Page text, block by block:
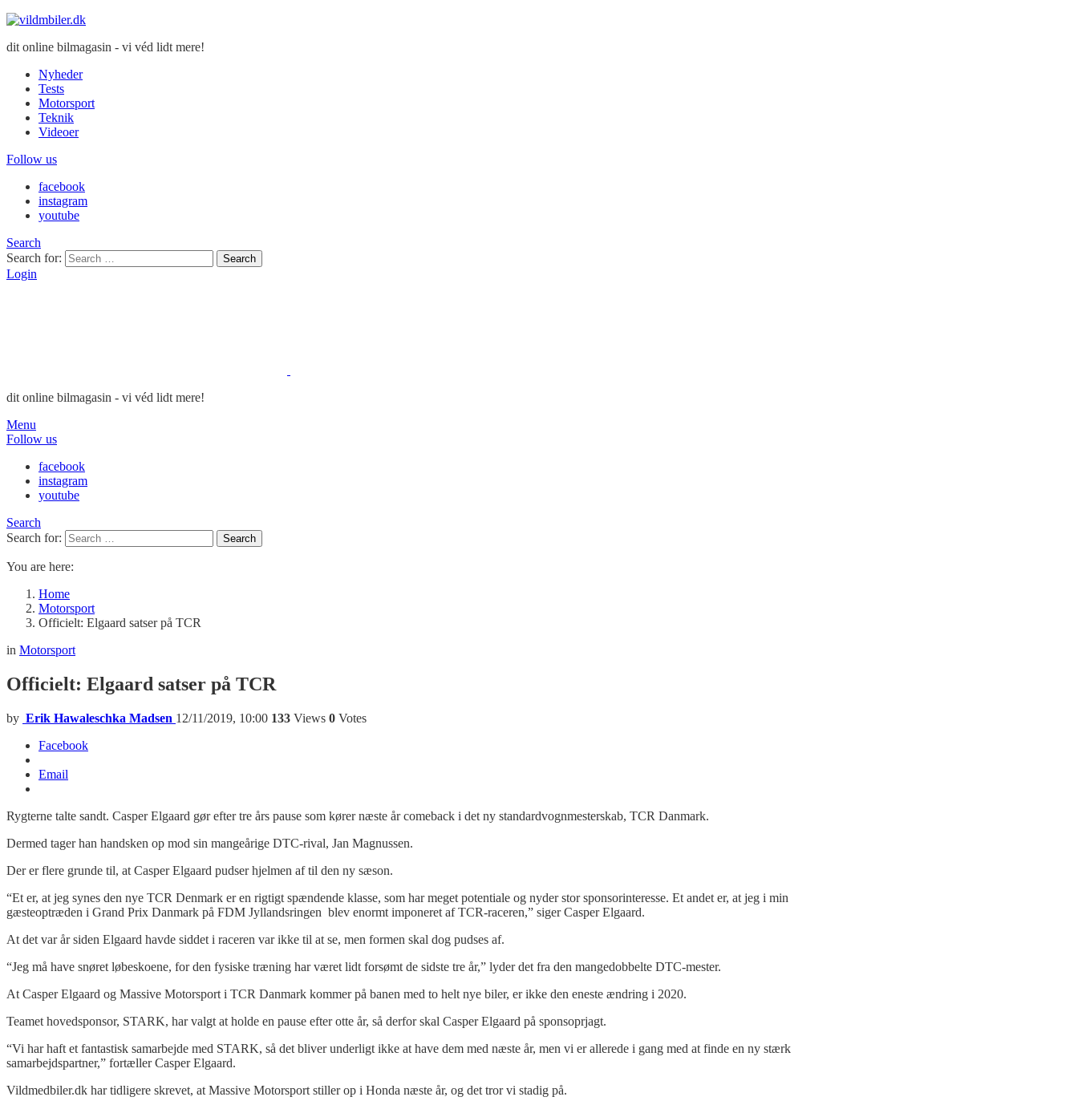
dit online bilmagasin - vi véd lidt mere!
Nyheder
Tests
Motorsport
Teknik
Videoer
Follow us
facebook
instagram
youtube
Search
Search for:
Search
Login
dit online bilmagasin - vi véd lidt mere!
Menu
Follow us
facebook
instagram
youtube
Search
Search for:
Search
You are here:
Home
Motorsport
Officielt: Elgaard satser på TCR
in Motorsport
Officielt: Elgaard satser på TCR
by Erik Hawaleschka Madsen 12/11/2019, 10:00 133 Views 0 Votes
Facebook
Email
Rygterne talte sandt. Casper Elgaard gør efter tre års pause som kører næste år comeback i det ny standardvognmesterskab, TCR Danmark.
Dermed tager han handsken op mod sin mangeårige DTC-rival, Jan Magnussen.
Der er flere grunde til, at Casper Elgaard pudser hjelmen af til den ny sæson.
“Et er, at jeg synes den nye TCR Denmark er en rigtigt spændende klasse, som har meget potentiale og nyder stor sponsorinteresse. Et andet er, at jeg i min
gæsteoptræden i Grand Prix Danmark på FDM Jyllandsringen blev enormt imponeret af TCR-raceren,” siger Casper Elgaard.
At det var år siden Elgaard havde siddet i raceren var ikke til at se, men formen skal dog pudses af.
“Jeg må have snøret løbeskoene, for den fysiske træning har været lidt forsømt de sidste tre år,” lyder det fra den mangedobbelte DTC-mester.
At Casper Elgaard og Massive Motorsport i TCR Danmark kommer på banen med to helt nye biler, er ikke den eneste ændring i 2020.
Teamet hovedsponsor, STARK, har valgt at holde en pause efter otte år, så derfor skal Casper Elgaard på sponsoprjagt.
“Vi har haft et fantastisk samarbejde med STARK, så det bliver underligt ikke at have dem med næste år, men vi er allerede i gang med at finde en ny stærk
samarbejdspartner,” fortæller Casper Elgaard.
Vildmedbiler.dk har tidligere skrevet, at Massive Motorsport stiller op i Honda næste år, og det tror vi stadig på.